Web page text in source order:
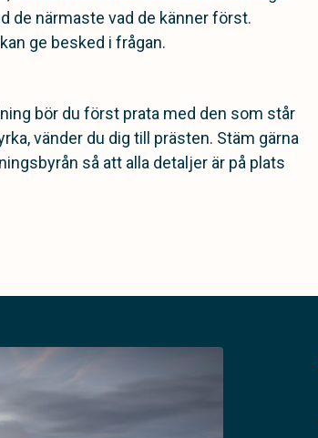
de närmaste vad de känner först.
ge besked i frågan.
bör du först prata med den som står
vänder du dig till prästen. Stäm gärna
så att alla detaljer är på plats